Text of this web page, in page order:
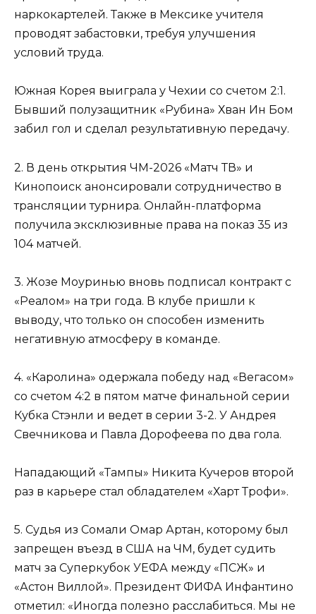
наркокартелей. Также в Мексике учителя
проводят забастовки, требуя улучшения
условий труда.
Южная Корея выиграла у Чехии со счетом 2:1.
Бывший полузащитник «Рубина» Хван Ин Бом
забил гол и сделал результативную передачу.
2. В день открытия ЧМ-2026 «Матч ТВ» и
Кинопоиск анонсировали сотрудничество в
трансляции турнира. Онлайн-платформа
получила эксклюзивные права на показ 35 из
104 матчей.
3. Жозе Моуринью вновь подписал контракт с
«Реалом» на три года. В клубе пришли к
выводу, что только он способен изменить
негативную атмосферу в команде.
4. «Каролина» одержала победу над «Вегасом»
со счетом 4:2 в пятом матче финальной серии
Кубка Стэнли и ведет в серии 3-2. У Андрея
Свечникова и Павла Дорофеева по два гола.
Нападающий «Тампы» Никита Кучеров второй
раз в карьере стал обладателем «Харт Трофи».
5. Судья из Сомали Омар Артан, которому был
запрещен въезд в США на ЧМ, будет судить
матч за Суперкубок УЕФА между «ПСЖ» и
«Астон Виллой». Президент ФИФА Инфантино
отметил: «Иногда полезно расслабиться. Мы не